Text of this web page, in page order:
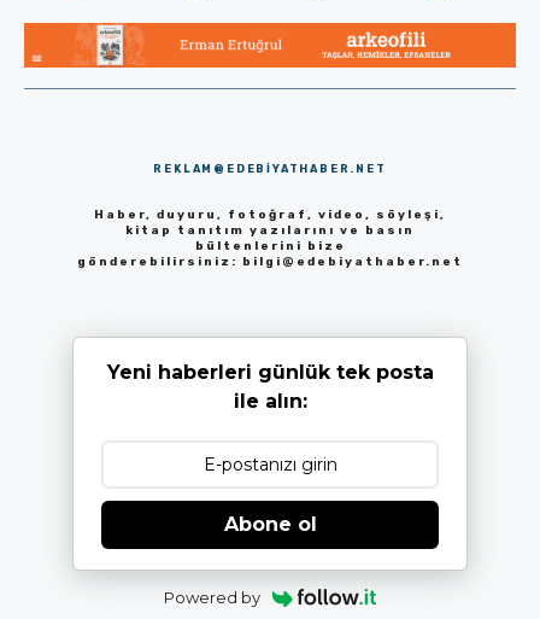
REKLAM@EDEBIYATHABER.NET
Haber, duyuru, fotoğraf, video, söyleşi,
kitap tanıtım yazılarını ve basın
bültenlerini bize
gönderebilirsiniz: bilgi@edebiyathaber.net
Yeni haberleri günlük tek posta
ile alın:
Abone ol
Powered by